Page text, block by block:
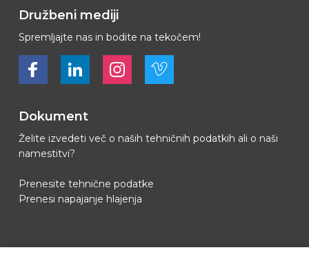
Družbeni mediji
Spremljajte nas in bodite na tekočem!
Bekijk ons op FacebookBekijk ons op LinkedInBekijk ons op LinkedInBekijk ons op Vimeo
Dokument
Želite izvedeti več o naših tehničnih podatkih ali o naši
namestitvi?
Prenesite tehnične podatke
Prenesi napajanje hlajenja